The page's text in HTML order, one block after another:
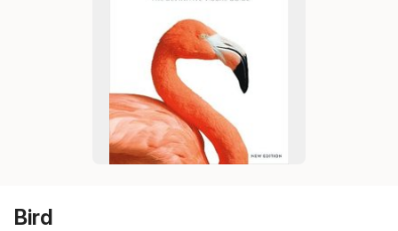
Bird